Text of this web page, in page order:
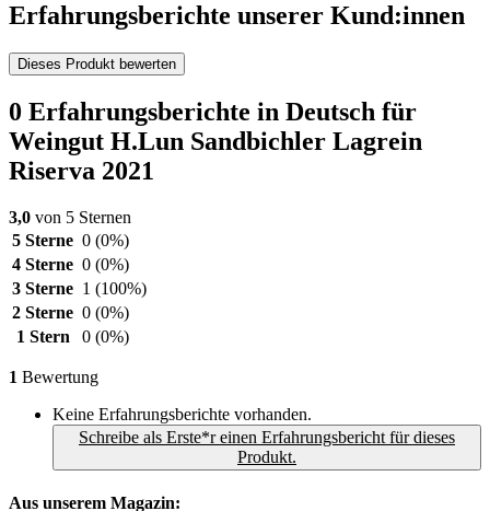
Erfahrungsberichte unserer Kund:innen
Dieses Produkt bewerten
0 Erfahrungsberichte in Deutsch für
Weingut H.Lun Sandbichler Lagrein
Riserva 2021
3,0 von 5 Sternen
5 Sterne 0 (0%)
4 Sterne 0 (0%)
3 Sterne 1 (100%)
2 Sterne 0 (0%)
1 Stern
0 (0%)
1 Bewertung
Keine Erfahrungsberichte vorhanden.
Schreibe als Erste*r einen Erfahrungsbericht für dieses
Produkt.
Aus unserem Magazin: